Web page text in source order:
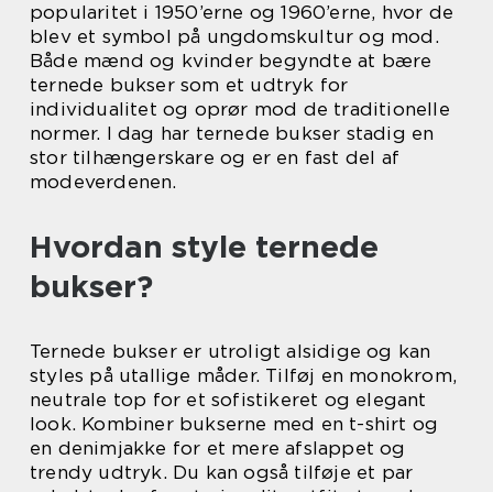
popularitet i 1950’erne og 1960’erne, hvor de
blev et symbol på ungdomskultur og mod.
Både mænd og kvinder begyndte at bære
ternede bukser som et udtryk for
individualitet og oprør mod de traditionelle
normer. I dag har ternede bukser stadig en
stor tilhængerskare og er en fast del af
modeverdenen.
Hvordan style ternede
bukser?
Ternede bukser er utroligt alsidige og kan
styles på utallige måder. Tilføj en monokrom,
neutrale top for et sofistikeret og elegant
look. Kombiner bukserne med en t-shirt og
en denimjakke for et mere afslappet og
trendy udtryk. Du kan også tilføje et par